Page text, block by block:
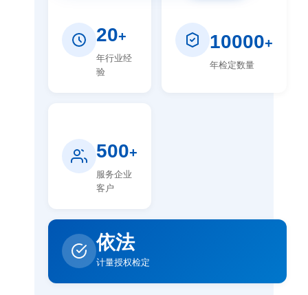
20+
年行业经
验
10000+
年检定数量
500+
服务企业
客户
依法
计量授权检定